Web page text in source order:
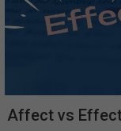
Affect vs